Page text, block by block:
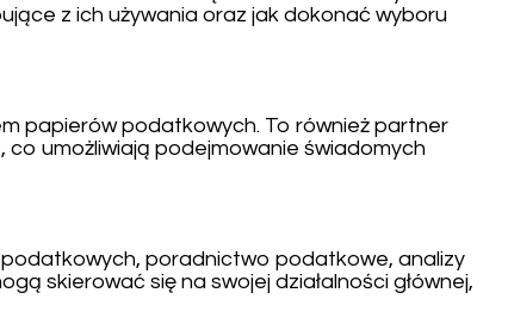
z ich używania oraz jak dokonać wyboru
papierów podatkowych. To również partner
umożliwiają podejmowanie świadomych
poradnictwo podatkowe, analizy
skierować się na swojej działalności głównej,